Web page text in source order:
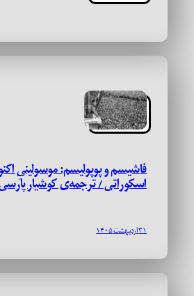
فاشیسم و پوپولیسم: موسولینیِ
اسکوراتی / ترجمه‌ی کوشیار
۳۱ اردیبهشت ۱۴۰۵